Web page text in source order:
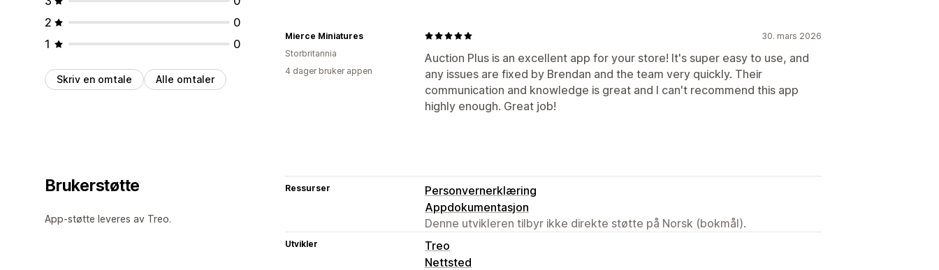
2
0
1
0
Skriv en omtale Alle omtaler
30. mars 2026
Auction Plus is an excellent app for your store! It's super easy to use, and
any issues are fixed by Brendan and the team very quickly. Their
communication and knowledge is great and I can't recommend this app
highly enough. Great job!
Mierce Miniatures
Storbritannia
4 dager bruker appen
Brukerstøtte
App-støtte leveres av Treo.
Ressurser
Personvernerklæring
Appdokumentasjon
Denne utvikleren tilbyr ikke direkte støtte på Norsk (bokmål).
Utvikler
Treo
Nettsted